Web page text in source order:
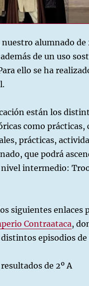
alumnado
de un uso
ello se ha
están los
como prácticas,
prácticas,
que podrá
nivel intermedio:
siguientes enlaces
Contraataca,
episodios
de 2º A